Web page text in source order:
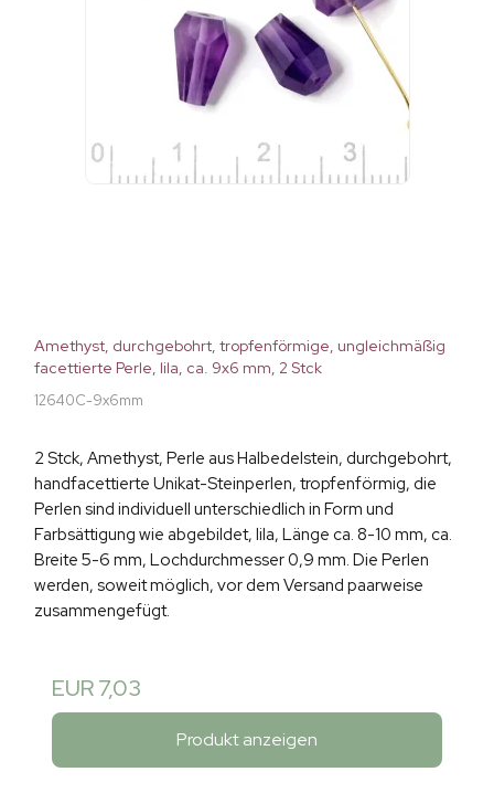
Amethyst, durchgebohrt, tropfenförmige, ungleichmäßig
facettierte Perle, lila, ca. 9x6 mm, 2 Stck
12640C-9x6mm
2 Stck, Amethyst, Perle aus Halbedelstein, durchgebohrt,
handfacettierte Unikat-Steinperlen, tropfenförmig, die
Perlen sind individuell unterschiedlich in Form und
Farbsättigung wie abgebildet, lila, Länge ca. 8-10 mm, ca.
Breite 5-6 mm, Lochdurchmesser 0,9 mm. Die Perlen
werden, soweit möglich, vor dem Versand paarweise
zusammengefügt.
EUR 7,03
Produkt anzeigen